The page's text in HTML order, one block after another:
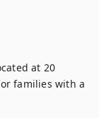
at 20
families with a